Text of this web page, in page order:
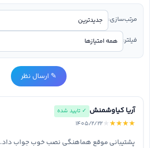
مرتب‌سازی:
فیلتر:
✎ ارسال نظر
آریا کیاوشمنش ✓ تایید شده
★
★
★
★
★ ۱۴۰۵/۲/۲۲
پشتیبانی موقع هماهنگی نصب خوب جواب داد.